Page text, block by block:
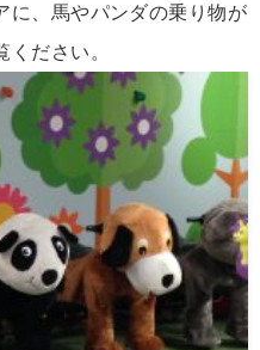
に、馬やパンダの乗り物が
ださい。